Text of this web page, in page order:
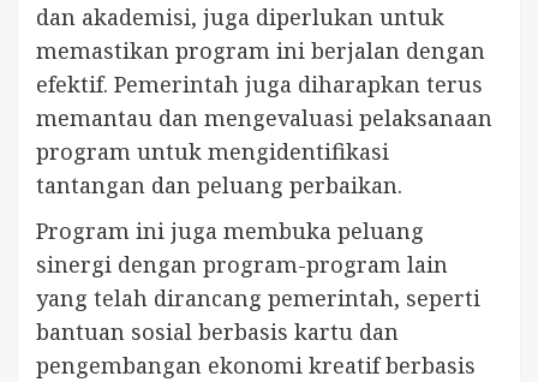
dan akademisi, juga diperlukan untuk
memastikan program ini berjalan dengan
efektif. Pemerintah juga diharapkan terus
memantau dan mengevaluasi pelaksanaan
program untuk mengidentifikasi
tantangan dan peluang perbaikan.
Program ini juga membuka peluang
sinergi dengan program-program lain
yang telah dirancang pemerintah, seperti
bantuan sosial berbasis kartu dan
pengembangan ekonomi kreatif berbasis